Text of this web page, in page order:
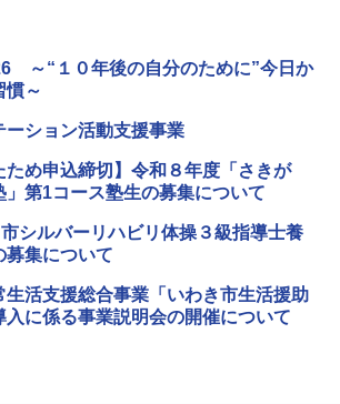
～“１０年後の自分のために”今日か
慣～
ーション活動支援事業
ため申込締切】令和８年度「さきが
」第1コース塾生の募集について
シルバーリハビリ体操３級指導士養
募集について
生活支援総合事業「いわき市生活援助
入に係る事業説明会の開催について